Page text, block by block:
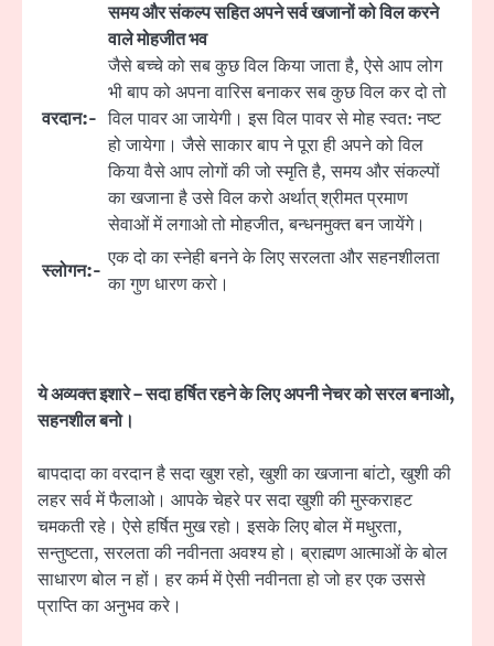
वरदान:-
समय और संकल्प सहित अपने सर्व खजानों को विल करने
वाले मोहजीत भव
जैसे बच्चे को सब कुछ विल किया जाता है, ऐसे आप लोग
भी बाप को अपना वारिस बनाकर सब कुछ विल कर दो तो
विल पावर आ जायेगी। इस विल पावर से मोह स्वत: नष्ट
हो जायेगा। जैसे साकार बाप ने पूरा ही अपने को विल
किया वैसे आप लोगों की जो स्मृति है, समय और संकल्पों
का खजाना है उसे विल करो अर्थात् श्रीमत प्रमाण
सेवाओं में लगाओ तो मोहजीत, बन्धनमुक्त बन जायेंगे।
स्लोगन:-
एक दो का स्नेही बनने के लिए सरलता और सहनशीलता
का गुण धारण करो।
ये अव्यक्त इशारे – सदा हर्षित रहने के लिए अपनी नेचर को सरल बनाओ,
सहनशील बनो।
बापदादा का वरदान है सदा खुश रहो, खुशी का खजाना बांटो, खुशी की
लहर सर्व में फैलाओ। आपके चेहरे पर सदा खुशी की मुस्कराहट
चमकती रहे। ऐसे हर्षित मुख रहो। इसके लिए बोल में मधुरता,
सन्तुष्टता, सरलता की नवीनता अवश्य हो। ब्राह्मण आत्माओं के बोल
साधारण बोल न हों। हर कर्म में ऐसी नवीनता हो जो हर एक उससे
प्राप्ति का अनुभव करे।